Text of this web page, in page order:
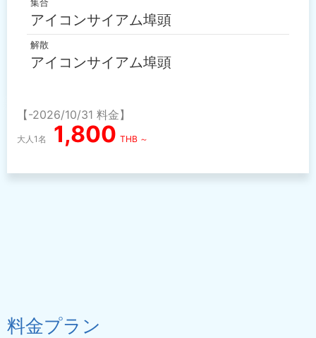
集合
アイコンサイアム埠頭
解散
アイコンサイアム埠頭
【-2026/10/31 料金】
大人1名 1,800 THB ～
料金プラン